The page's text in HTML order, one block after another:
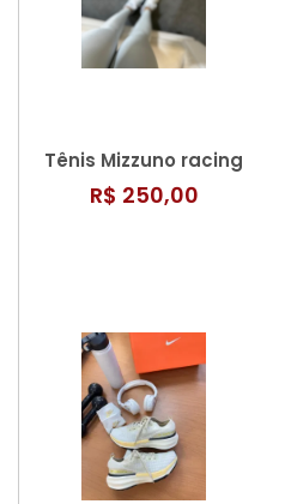
Tênis Mizzuno racing
R$ 250,00